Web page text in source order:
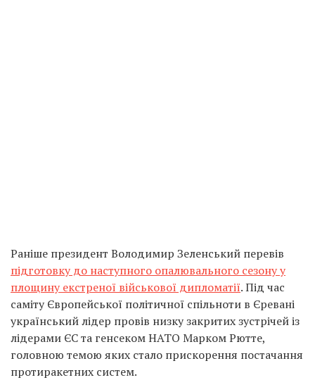
Раніше президент Володимир Зеленський перевів
підготовку до наступного опалювального сезону у
площину екстреної військової дипломатії. Під час
саміту Європейської політичної спільноти в Єревані
український лідер провів низку закритих зустрічей із
лідерами ЄС та генсеком НАТО Марком Рютте,
головною темою яких стало прискорення постачання
протиракетних систем.